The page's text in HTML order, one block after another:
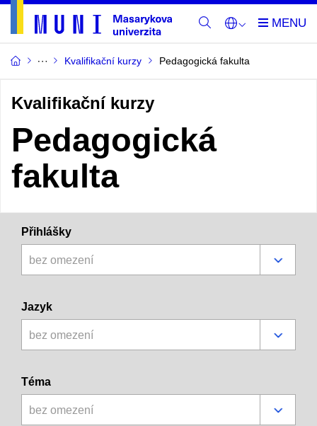
Kvalifikační kurzy Pedagogická fakulta
Kvalifikační kurzy
Pedagogická
fakulta
Přihlášky
bez omezení
Jazyk
bez omezení
Téma
bez omezení